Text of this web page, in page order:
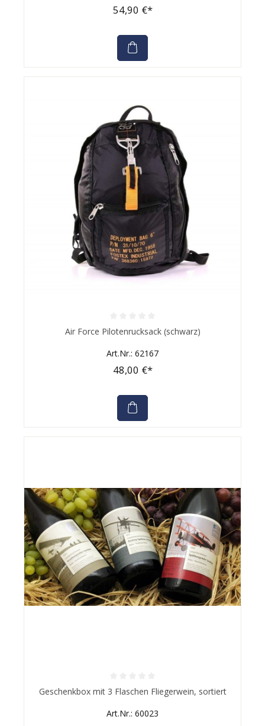
54,90 €*
Durchschnittliche Bewertung von 0 von 5 Sternen
Air Force Pilotenrucksack (schwarz)
Art.Nr.: 62167
48,00 €*
Durchschnittliche Bewertung von 0 von 5 Sternen
Geschenkbox mit 3 Flaschen Fliegerwein, sortiert
Art.Nr.: 60023